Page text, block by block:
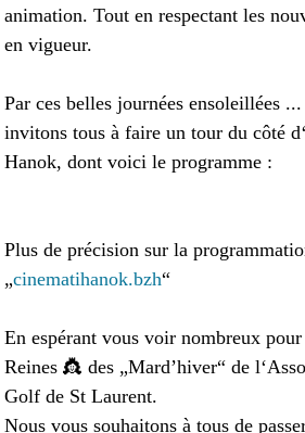
animation. Tout en respectant les
en vigueur.
Par ces belles journées ensoleillées
invitons tous à faire un tour du côté
Hanok, dont voici le programme :
Plus de précision sur la
„cinematihanok.bzh“
En espérant vous voir nombreux
Reines 👸 des „Mard’hiver“ de
Golf de St Laurent.
Nous vous souhaitons à tous de